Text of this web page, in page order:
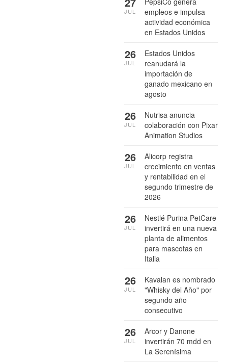
empleos e impulsa
actividad económica
en Estados Unidos
JUL
Estados Unidos
reanudará la
importación de
ganado mexicano en
agosto
26
JUL
Nutrisa anuncia
colaboración con Pixar
Animation Studios
26
JUL
Alicorp registra
crecimiento en ventas
y rentabilidad en el
segundo trimestre de
2026
26
JUL
Nestlé Purina PetCare
invertirá en una nueva
planta de alimentos
para mascotas en
Italia
26
JUL
Kavalan es nombrado
"Whisky del Año" por
segundo año
consecutivo
26
JUL
Arcor y Danone
invertirán 70 mdd en
La Serenísima
26
JUL